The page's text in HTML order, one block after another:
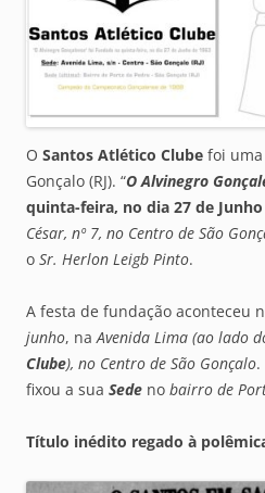
O Santos Atlético Clube foi
Gonçalo (RJ). “O Alvinegro
quinta-feira, no dia 27 de Junho
César, nº 7, no Centro de São
o Sr. Herlon Leigb Pinto.
A festa de fundação aconteceu
junho, naAvenida Lima (ao lado
Clube), no Centro de São Gonçalo
fixou a sua Sede no bairro de
Título inédito regado à